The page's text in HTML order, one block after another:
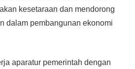
kesetaraan dan mendorong
dalam pembangunan ekonomi
aparatur pemerintah dengan